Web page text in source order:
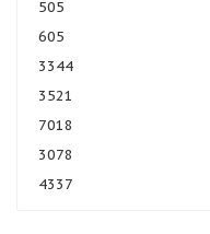
505
605
3344
3521
7018
3078
4337